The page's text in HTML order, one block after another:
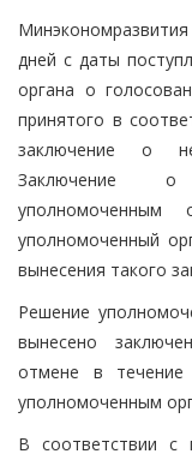
дней с даты
органа о
принятого в
заключение о
Заключение о
уполномоченным
уполномоченный
вынесения такого
Решение
вынесено
отмене в
уполномоченным
В соответствии с